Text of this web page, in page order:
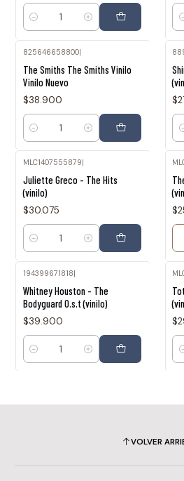
Cantidad
825646658800|
The Smiths The Smiths Vinilo
Vinilo Nuevo
$38.900
Cantidad
MLC1407555879
Juliette Greco - The Hits
(vinilo)
$30.075
Cantidad
194399671818|
Whitney Houston - The
Bodyguard O.s.t (vinilo)
$39.900
Cantidad
VOLVER